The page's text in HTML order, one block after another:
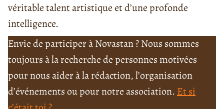
véritable talent artistique et d’une profonde
intelligence.
Envie de participer à Novastan ? Nous sommes
toujours à la recherche de personnes motivées
pour nous aider à la rédaction, l’organisation
d’événements ou pour notre association. Et si